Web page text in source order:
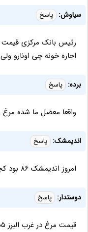
سیاوش: پاسخ
رئیس بانک مرکزی قیمت
اجاره خونه چی اونارو
برده: پاسخ
واقعا معضل ما شده
اندیمشک: پاسخ
امروز اندیمشک ۸۶ بود کجا ۷۳؟
دوستدار: پاسخ